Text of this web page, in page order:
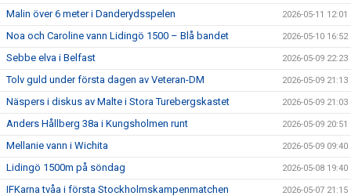
Malin över 6 meter i Danderydsspelen 2026-05-11 12:01
Noa och Caroline vann Lidingö 1500 – Blå bandet 2026-05-10 16:52
Sebbe elva i Belfast 2026-05-09 22:23
Tolv guld under första dagen av Veteran-DM 2026-05-09 21:13
Näspers i diskus av Malte i Stora Turebergskastet 2026-05-09 21:03
Anders Hållberg 38a i Kungsholmen runt 2026-05-09 20:51
Mellanie vann i Wichita 2026-05-09 09:40
Lidingö 1500m på söndag 2026-05-08 19:40
IFKarna tvåa i första Stockholmskampenmatchen 2026-05-07 21:15